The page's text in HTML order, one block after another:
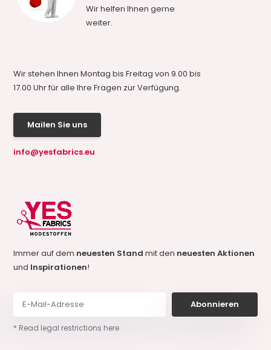
Wir helfen Ihnen gerne
weiter.
Wir stehen Ihnen Montag bis Freitag von 9.00 bis
17.00 Uhr für alle Ihre Fragen zur Verfügung.
Mailen Sie uns
info@yesfabrics.eu
Immer auf dem neuesten Standmit den neuesten Aktionen
und Inspirationen!
Abonnieren
* Read legal restrictions here